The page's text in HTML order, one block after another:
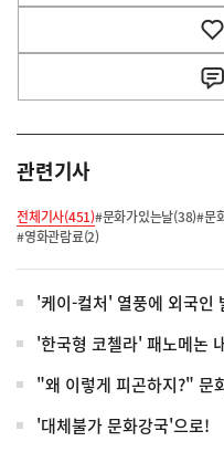
관련기사
전체기사(451)#문화가있는날(38)#문
#영화관람료(2)
'케이-컬처' 열풍에 외국
'한국형 코첼라' 패노메논
"왜 이렇게 피곤하지?" 문
'대체불가 문화강국'으로!